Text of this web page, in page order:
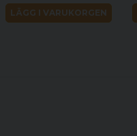
LÄGG I VARUKORGEN